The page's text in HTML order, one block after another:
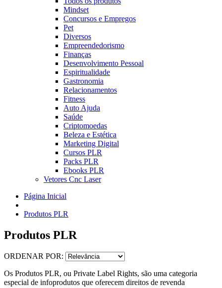
Mindset
Concursos e Empregos
Pet
Diversos
Empreendedorismo
Finanças
Desenvolvimento Pessoal
Espiritualidade
Gastronomia
Relacionamentos
Fitness
Auto Ajuda
Saúde
Criptomoedas
Beleza e Estética
Marketing Digital
Cursos PLR
Packs PLR
Ebooks PLR
Vetores Cnc Laser
Página Inicial
Produtos PLR
Produtos PLR
ORDENAR POR:
Os Produtos PLR, ou Private Label Rights, são uma categoria
especial de infoprodutos que oferecem direitos de revenda